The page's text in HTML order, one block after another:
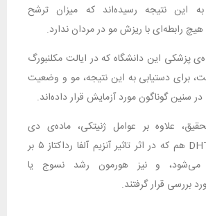
‌این نتیجه رسیده‌اند که میزان ترشح
رابطه‌ای با ریزش مو در مردان ندارد.
پزشکی این دانشگاه که در ایالت مکلنبورگ
برای دستیابی به این نتیجه، مو و وضعیت
علاوه بر عوامل ژنیتکی، ماده‌ی دی
هیدروتستوسترون DHT هم که در اثر تاثیر آنزیم آلفا رداکتاز ۵ بر
می‌شود، و نیز هورمون رشد نسوج یا